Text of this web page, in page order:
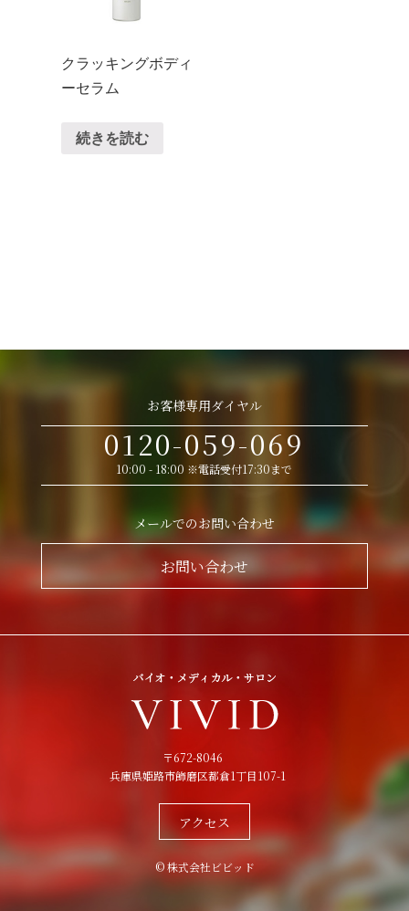
クラッキングボディ
ーセラム
続きを読む
お客様専用ダイヤル
0120-059-069
10:00 - 18:00 ※電話受付17:30まで
メールでのお問い合わせ
お問い合わせ
〒672-8046
兵庫県姫路市飾磨区都倉1丁目107-1
アクセス
© 株式会社ビビッド